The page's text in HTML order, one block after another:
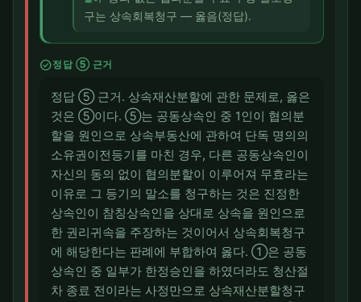
구는 상속회복청구 — 옳음(정답).
check_circle정답 ⑤ 근거
정답 ⑤ 근거. 상속재산분할에 관한 문제로, 옳은
것은 ⑤이다. ⑤는 공동상속인 중 1인이 협의분
할을 원인으로 상속부동산에 관하여 단독 명의의
소유권이전등기를 마친 경우, 다른 공동상속인이
자신의 동의 없이 협의분할이 이루어져 무효라는
이유로 그 등기의 말소를 청구하는 것은 진정한
상속인이 참칭상속인을 상대로 상속을 원인으로
한 권리귀속을 주장하는 것이어서 상속회복청구
에 해당한다는 판례에 부합하여 옳다. ①은 공동
상속인 중 일부가 한정승인을 하였더라도 청산절
차 종료 전이라는 사정만으로 상속재산분할청구